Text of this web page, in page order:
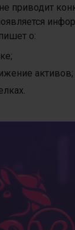
приводит
о:
активов;